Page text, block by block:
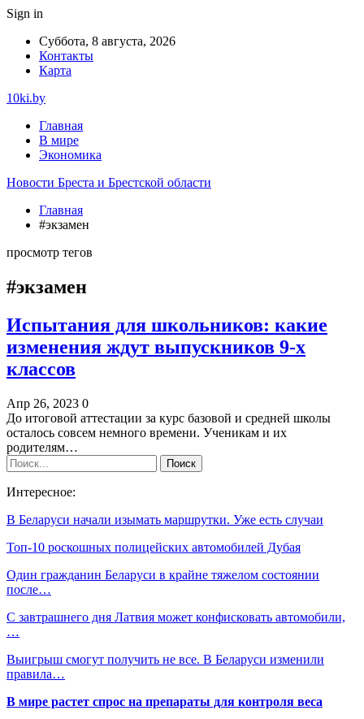
Sign in
Суббота, 8 августа, 2026
Контакты
Карта
10ki.by
Главная
В мире
Экономика
Новости Бреста и Брестской области
Главная
#экзамен
просмотр тегов
#экзамен
Испытания для школьников: какие
изменения ждут выпускников 9-х
классов
Апр 26, 2023 0
До итоговой аттестации за курс базовой и средней школы
осталось совсем немного времени. Ученикам и их
родителям…
Интересное:
В Беларуси начали изымать маршрутки. Уже есть случаи
Топ-10 роскошных полицейских автомобилей Дубая
Один гражданин Беларуси в крайне тяжелом состоянии
после…
С завтрашнего дня Латвия может конфисковать автомобили,
…
Выигрыш смогут получить не все. В Беларуси изменили
правила…
В мире растет спрос на препараты для контроля веса